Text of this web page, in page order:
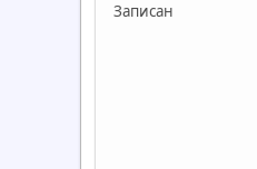
Записан